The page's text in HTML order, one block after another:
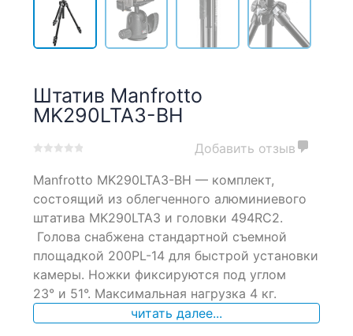
Штатив Manfrotto
MK290LTA3-BH
out
on
customer
ratings
Добавить отзыв
Manfrotto MK290LTA3-BH — комплект,
состоящий из облегченного алюминиевого
штатива MK290LTA3 и головки 494RC2.
Голова снабжена стандартной съемной
площадкой 200PL-14 для быстрой установки
камеры. Ножки фиксируются под углом
23° и 51°. Максимальная нагрузка 4 кг.
читать далее...